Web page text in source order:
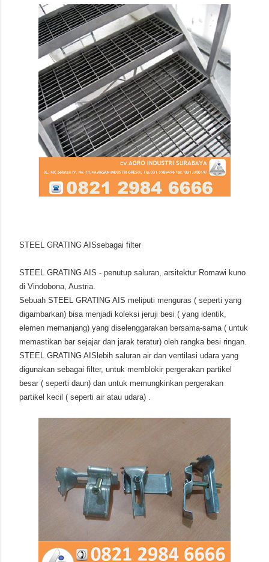
STEEL GRATING AISsebagai filter
STEEL GRATING AIS - penutup saluran, arsitektur Romawi kuno
di Vindobona, Austria.
Sebuah STEEL GRATING AIS meliputi menguras ( seperti yang
digambarkan) bisa menjadi koleksi jeruji besi ( yang identik,
elemen memanjang) yang diselenggarakan bersama-sama ( untuk
memastikan bar sejajar dan jarak teratur) oleh rangka besi ringan.
STEEL GRATING AISlebih saluran air dan ventilasi udara yang
digunakan sebagai filter, untuk memblokir pergerakan partikel
besar ( seperti daun) dan untuk memungkinkan pergerakan
partikel kecil ( seperti air atau udara) .